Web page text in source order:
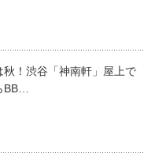
！渋谷「神南軒」屋上で
BB…